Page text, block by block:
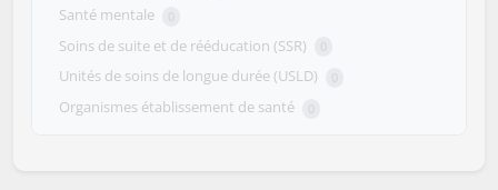
Santé mentale 0
Soins de suite et de rééducation (SSR) 0
Unités de soins de longue durée (USLD) 0
Organismes établissement de santé 0